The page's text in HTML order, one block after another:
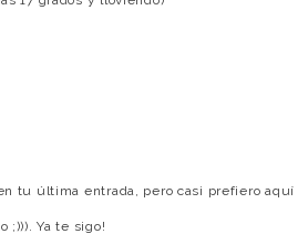
tu última entrada, pero casi prefiero aquí
;))). Ya te sigo!